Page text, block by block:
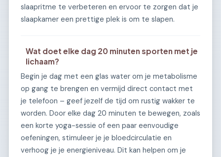
slaapritme te verbeteren en ervoor te zorgen dat je
slaapkamer een prettige plek is om te slapen.
Wat doet elke dag 20 minuten sporten met je
lichaam?
Begin je dag met een glas water om je metabolisme
op gang te brengen en vermijd direct contact met
je telefoon – geef jezelf de tijd om rustig wakker te
worden. Door elke dag 20 minuten te bewegen, zoals
een korte yoga-sessie of een paar eenvoudige
oefeningen, stimuleer je je bloedcirculatie en
verhoog je je energieniveau. Dit kan helpen om je